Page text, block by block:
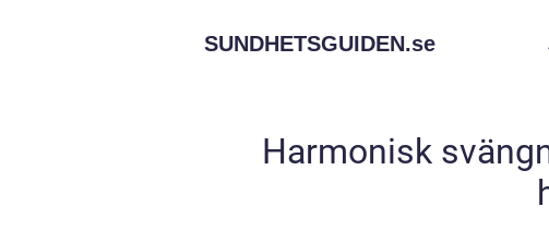
SUNDHETSGUIDEN.se
Harmonisk